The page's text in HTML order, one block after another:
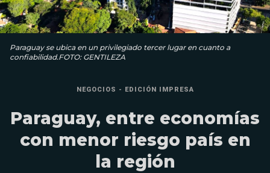
Paraguay se ubica en un privilegiado tercer lugar en cuanto a
confiabilidad.FOTO: GENTILEZA
NEGOCIOS - EDICIÓN IMPRESA
Paraguay, entre economías
con menor riesgo país en
la región